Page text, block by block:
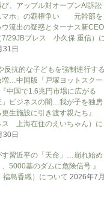
、アップル対オープンAI訴訟
マホ」の覇権争い 元幹部を
流出の疑惑とターナス新CEO
7/29JBプレス 小久保 重信）
31日
反抗的な子どもを強制連行する
増…中国版「戸塚ヨットスクー
中国で1.6兆円市場に広がる
」ビジネスの闇…我が子を独房
生施設に引き渡す親たち』
ス 上海在住のえいちゃん）に
30日
す習近平の「天命」…崩れ始め
5000基のダムに危険信号 』
島香織）について 2026年7月